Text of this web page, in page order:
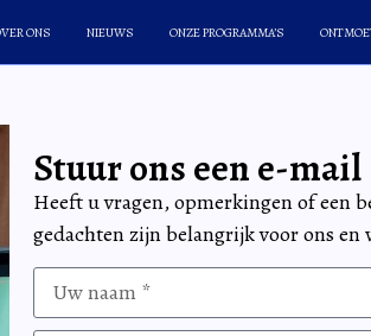
ONS NIEUWS ONZE PROGRAMMA’S
Stuur ons een e-mail
Heeft u vragen, opmerkingen of een
gedachten zijn belangrijk voor ons en